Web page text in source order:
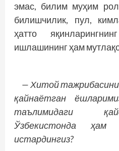
эмас, билим муҳим
билишчилик, пул,
ҳатто
ишлашининг ҳам
— Хитой тажрибасини
қайнаётган
таълимидаги
Ўзбекистонда ҳам
истардингиз?